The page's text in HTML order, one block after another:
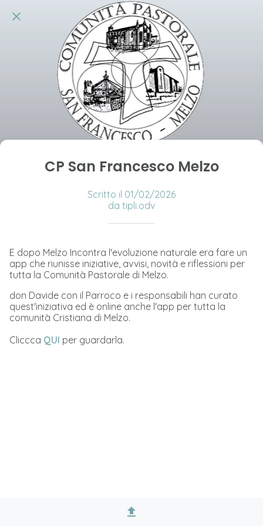
CP San Francesco Melzo
Scritto il 01/02/2026
da tipli.odv
E dopo Melzo Incontra l'evoluzione naturale era fare un
app che riunisse iniziative, avvisi, novità e riflessioni per
tutta la Comunità Pastorale di Melzo.
don Davide con il Parroco e i responsabili han curato
quest'iniziativa ed è online anche l'app per tutta la
comunità Cristiana di Melzo.
Cliccca QUI per guardarla.